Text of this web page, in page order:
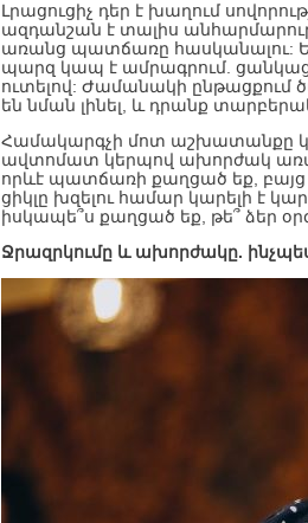
Լրացուցիչ դեր է խաղում
ազդանշան է տալիս
առանց պատճառը հասկանալու:
պարզ կապ է ամրագրում.
ուտելով: Ժամանակի ընթացքում
են նման լինել, և դրանք
Համակարգչի մոտ աշխատանքը
ավտոմատ կերպով ախորժակ
որևէ պատճառի քաղցած եք,
ցիկլը խզելու համար կարելի է
իսկապե՞ս քաղցած եք, թե՞ ձեր
Ջրազրկումը և ախորժակը.